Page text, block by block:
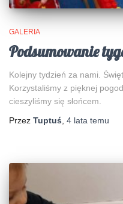
GALERIA
Podsumowanie
Kolejny tydzień za nami.
Korzystaliśmy z pięknej
cieszyliśmy się słońcem.
Przez Tuptuś 4 lata temu